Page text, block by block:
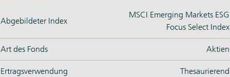
Abgebildeter Index
MSCI Emerging Markets ESG
Focus Select Index
Art des Fonds Aktien
Ertragsverwendung Thesaurierend